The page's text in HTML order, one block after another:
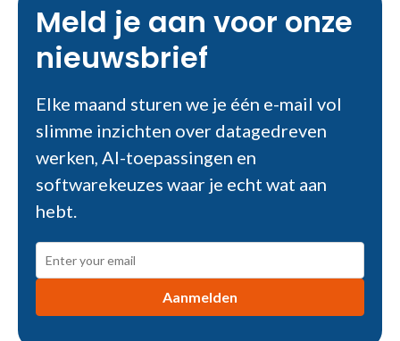
Meld je aan voor onze
nieuwsbrief
Elke maand sturen we je één e-mail vol
slimme inzichten over datagedreven
werken, AI-toepassingen en
softwarekeuzes waar je echt wat aan
hebt.